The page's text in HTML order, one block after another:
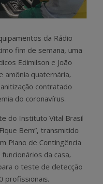
da Rádio
fim de semana, uma
Edimilson e João
amônia quaternária,
contratado
do coronavírus.
do Instituto Vital Brasil
Bem”, transmitido
Plano de Contingência
da casa,
o teste de detecção
profissionais.